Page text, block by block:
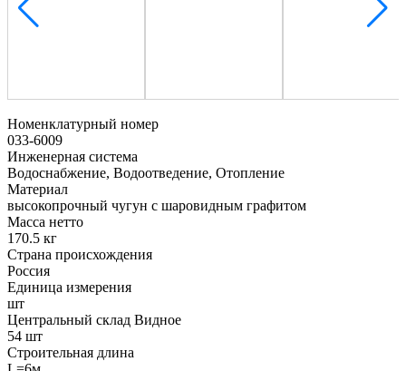
Номенклатурный номер
033-6009
Инженерная система
Водоснабжение, Водоотведение, Отопление
Материал
высокопрочный чугун с шаровидным графитом
Масса нетто
170.5 кг
Страна происхождения
Россия
Единица измерения
шт
Центральный склад Видное
54 шт
Строительная длина